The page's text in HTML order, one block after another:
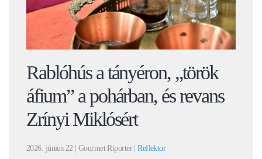
Rablóhús a tányéron, „török
áfium” a pohárban, és revans
Zrínyi Miklósért
2026. június 22 | Gourmet Riporter |Reflektor